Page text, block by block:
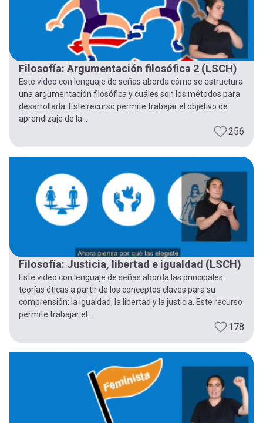
Filosofía: Argumentación filosófica 2 (LSCH)
Este video con lenguaje de señas aborda cómo se estructura
una argumentación filosófica y cuáles son los métodos para
desarrollarla. Este recurso permite trabajar el objetivo de
aprendizaje de la...
256
Filosofía: Justicia, libertad e igualdad (LSCH)
Este video con lenguaje de señas aborda las principales
teorías éticas a partir de los conceptos claves para su
comprensión: la igualdad, la libertad y la justicia. Este recurso
permite trabajar el...
178